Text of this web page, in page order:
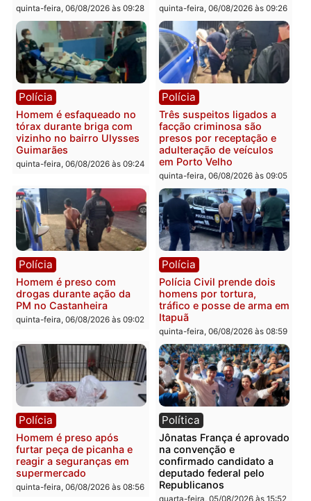
Polícia
Tragédia na BR-364:
colisão entre caminhão e
carro deixa quatro mortos
em Porto Velho
quinta-feira, 06/08/2026 às 20:51
Política
Ministro Dias Tofolli , do
TSE, determina
e processamento da
que pode levar à perda
mandato da prefeita de
Pimenta Bueno
quinta-feira, 06/08/2026 às
Polícia
Policiais militares
recuperam moto furtada e
prendem trio na zona
Leste
quinta-feira, 06/08/2026 às 09:28
Polícia
Jovem é encontrado
na Rua dos Cravos e
é investigado pela
em RO
quinta-feira, 06/08/2026 às
Polícia
Homem é esfaqueado no
tórax durante briga com
vizinho no bairro Ulysses
Guimarães
Polícia
Três suspeitos ligados a
facção criminosa são
presos por receptação e
adulteração de veículos